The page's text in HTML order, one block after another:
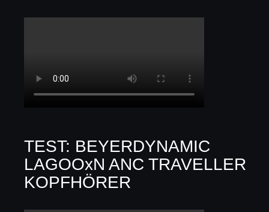
TEST: BEYERDYNAMIC
LAGOOxN ANC TRAVELLER
KOPFHÖRER